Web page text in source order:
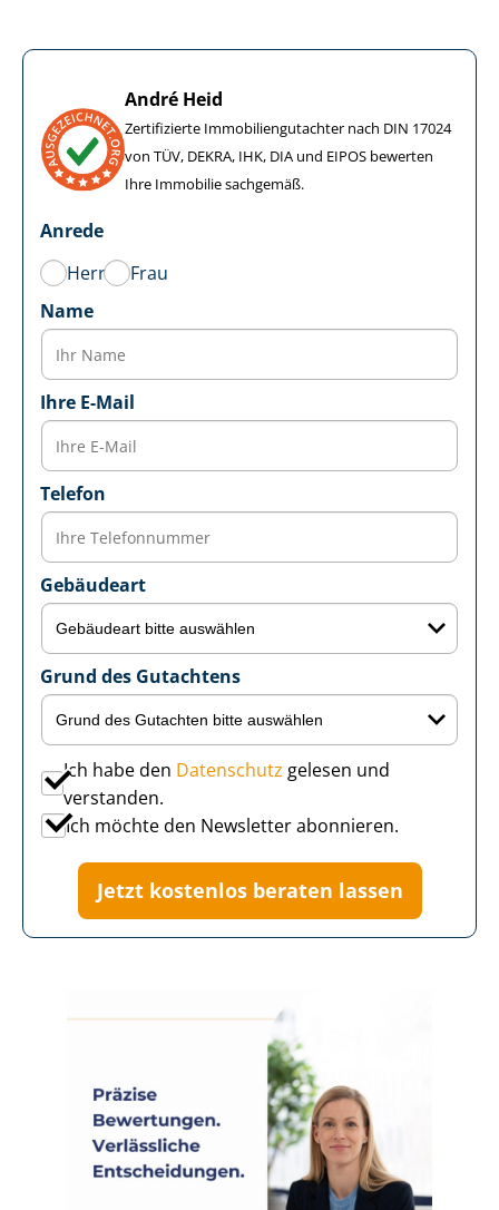
André Heid
Zertifizierte Im­mo­bi­li­en­gut­ach­ter nach DIN 17024
von TÜV, DEKRA, IHK, DIA und EIPOS bewerten
Ihre Immobilie sachgemäß.
Anrede
Herr
Frau
Name
Ihre E-Mail
Telefon
Gebäudeart
Grund des Gutachtens
Ich habe den Datenschutz gelesen und
verstanden.
Ich möchte den Newsletter abonnieren.
Jetzt kostenlos beraten lassen